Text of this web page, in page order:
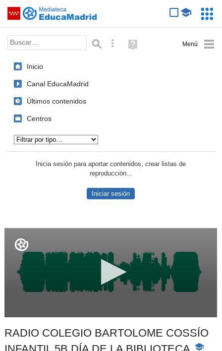
Saltar navegación
Palabra o frase: Búsqueda avanzada
Ayuda
(en
Inicio
Canal EducaMadrid
Últimos contenidos
Centros
Inicia sesión para aportar contenidos, crear listas de
reproducción...
Iniciar sesión
RADIO COLEGIO BARTOLOME COSSÍO
-